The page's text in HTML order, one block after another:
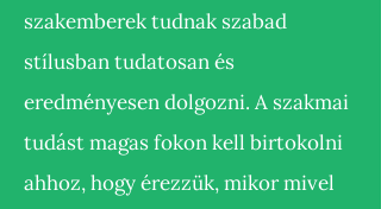
szakemberek tudnak szabad
stílusban tudatosan és
eredményesen dolgozni. A szakmai
tudást magas fokon kell birtokolni
ahhoz, hogy érezzük, mikor mivel